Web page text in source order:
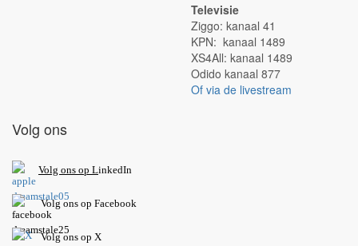
Televisie
Ziggo: kanaal 41
KPN: kanaal 1489
XS4All: kanaal 1489
Odido kanaal 877
Of via de livestream
Volg ons
Volg ons op LinkedIn
Volg ons op Facebook
Volg ons op X